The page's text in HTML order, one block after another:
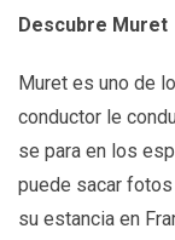
Descubre Muret
Muret es uno de
conductor le
se para en los
puede sacar
su estancia en